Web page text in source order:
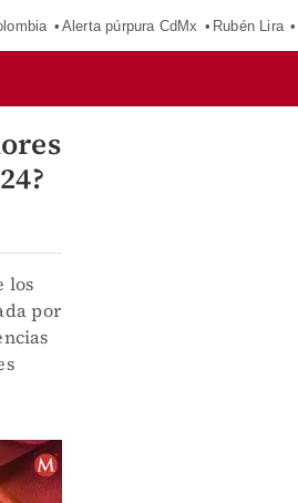
Alerta púrpura CdMx Rubén Lira
los
por